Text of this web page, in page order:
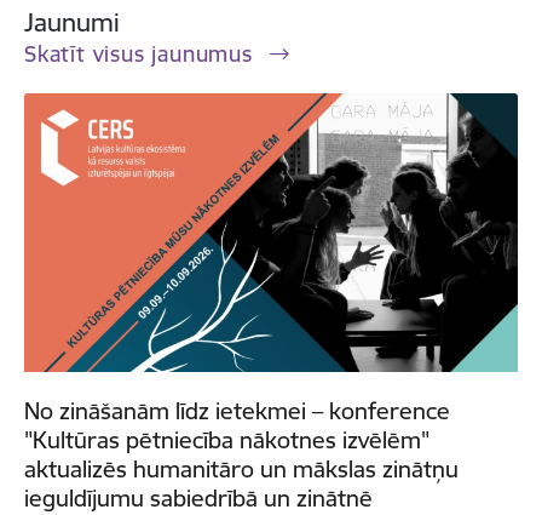
Jaunumi
Skatīt visus jaunumus
No zināšanām līdz ietekmei – konference
"Kultūras pētniecība nākotnes izvēlēm"
aktualizēs humanitāro un mākslas zinātņu
ieguldījumu sabiedrībā un zinātnē